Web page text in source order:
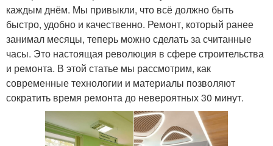
каждым днём. Мы привыкли, что всё должно быть
быстро, удобно и качественно. Ремонт, который ранее
занимал месяцы, теперь можно сделать за считанные
часы. Это настоящая революция в сфере строительства
и ремонта. В этой статье мы рассмотрим, как
современные технологии и материалы позволяют
сократить время ремонта до невероятных 30 минут.